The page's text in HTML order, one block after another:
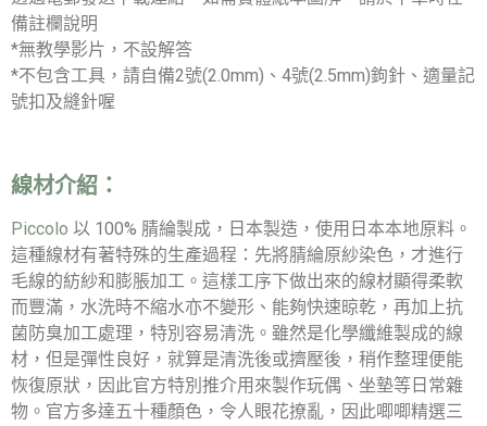
備註欄說明
*無教學影片，不設解答
*不包含工具，請自備2號(2.0mm)、4號(2.5mm)鉤針、適量記
號扣及縫針喔
線材介紹：
Piccolo 以 100% 腈綸製成，日本製造，使用日本本地原料。
這種線材有著特殊的生產過程：先將腈綸原紗染色，才進行
毛線的紡紗和膨脹加工。這樣工序下做出來的線材顯得柔軟
而豐滿，水洗時不縮水亦不變形、能夠快速晾乾，再加上抗
菌防臭加工處理，特別容易清洗。雖然是化學纖維製成的線
材，但是彈性良好，就算是清洗後或擠壓後，稍作整理便能
恢復原狀，因此官方特別推介用來製作玩偶、坐墊等日常雜
物。官方多達五十種顏色，令人眼花撩亂，因此唧唧精選三